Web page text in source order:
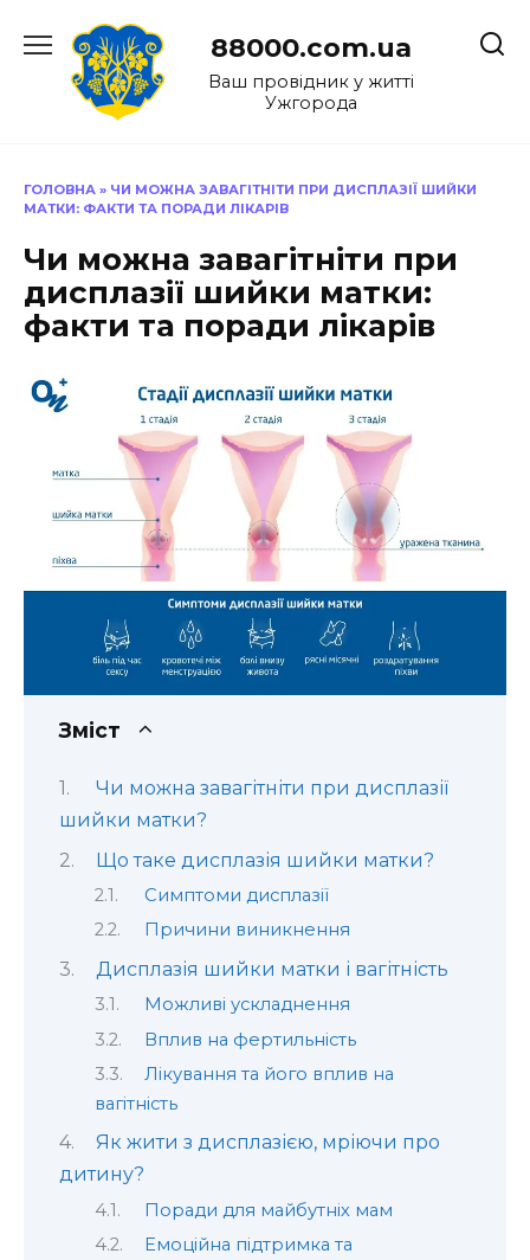
до
88000.com.ua
Ваш провідник у житті
Ужгорода
ГОЛОВНА » ЧИ МОЖНА ЗАВАГІТНІТИ ПРИ ДИСПЛАЗІЇ ШИЙКИ
МАТКИ: ФАКТИ ТА ПОРАДИ ЛІКАРІВ
Чи можна завагітніти при
дисплазії шийки матки:
факти та поради лікарів
Зміст
Чи можна завагітніти при дисплазії
шийки матки?
Що таке дисплазія шийки матки?
Симптоми дисплазії
Причини виникнення
Дисплазія шийки матки і вагітність
Можливі ускладнення
Вплив на фертильність
Лікування та його вплив на
вагітність
Як жити з дисплазією, мріючи про
дитину?
Поради для майбутніх мам
Емоційна підтримка та